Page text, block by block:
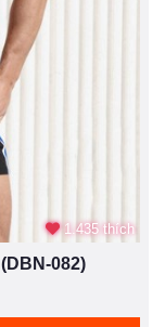
1.435 thích
082)